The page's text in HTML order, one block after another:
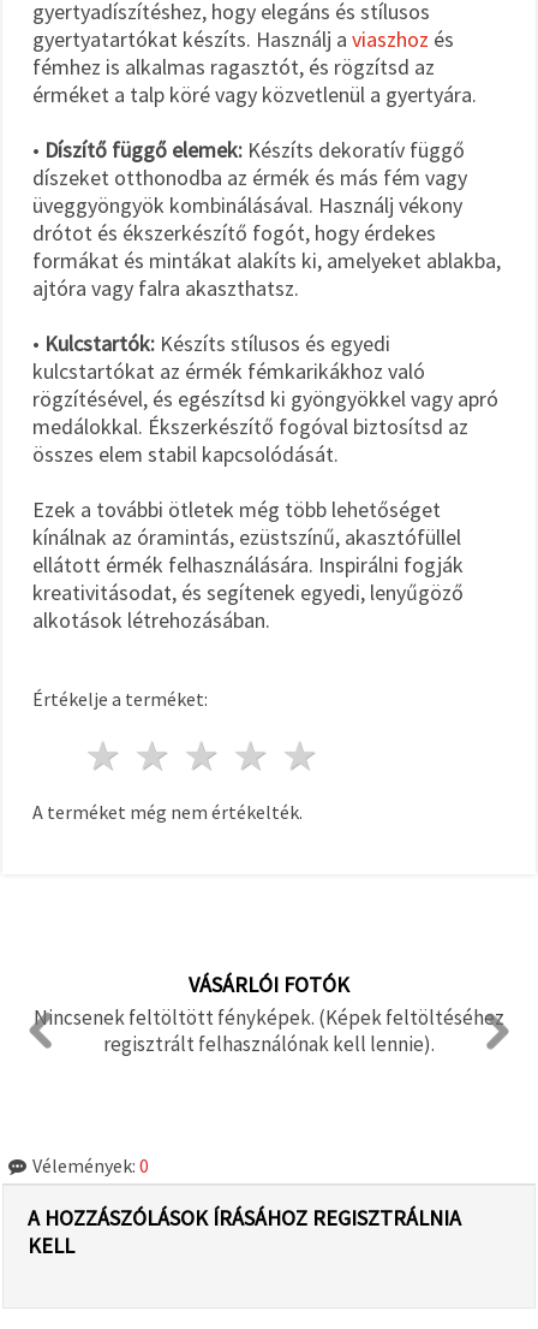
gyertyadíszítéshez, hogy elegáns és stílusos
gyertyatartókat készíts. Használj a viaszhoz és
fémhez is alkalmas ragasztót, és rögzítsd az
érméket a talp köré vagy közvetlenül a gyertyára.
• Díszítő függő elemek: Készíts dekoratív függő
díszeket otthonodba az érmék és más fém vagy
üveggyöngyök kombinálásával. Használj vékony
drótot és ékszerkészítő fogót, hogy érdekes
formákat és mintákat alakíts ki, amelyeket ablakba,
ajtóra vagy falra akaszthatsz.
• Kulcstartók: Készíts stílusos és egyedi
kulcstartókat az érmék fémkarikákhoz való
rögzítésével, és egészítsd ki gyöngyökkel vagy apró
medálokkal. Ékszerkészítő fogóval biztosítsd az
összes elem stabil kapcsolódását.
Ezek a további ötletek még több lehetőséget
kínálnak az óramintás, ezüstszínű, akasztófüllel
ellátott érmék felhasználására. Inspirálni fogják
kreativitásodat, és segítenek egyedi, lenyűgöző
alkotások létrehozásában.
Értékelje a terméket:
4 csillagok
3 csillagok
2 csillagok
1 csillag
A terméket még nem értékelték.
VÁSÁRLÓI FOTÓK
Nincsenek feltöltött fényképek. (Képek feltöltéséhez
regisztrált felhasználónak kell lennie).
Vélemények: 0
A HOZZÁSZÓLÁSOK ÍRÁSÁHOZ REGISZTRÁLNIA
KELL